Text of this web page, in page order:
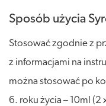
Sposób użycia
Stosować zgodnie z
z informacjami na
można stosować po
6. roku życia – 10ml (2